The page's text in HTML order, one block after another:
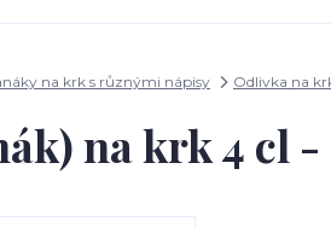
na krk s různými nápisy Odlivka na
na krk 4 cl